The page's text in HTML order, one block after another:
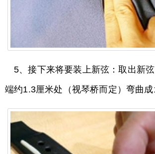
5、接下来将要装上新弦：取出新
端约1.3厘米处（视琴桥而定）弯曲成